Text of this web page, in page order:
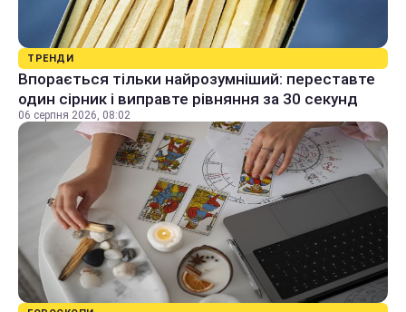
ТРЕНДИ
Впорається тільки найрозумніший: переставте
один сірник і виправте рівняння за 30 секунд
06 серпня 2026, 08:02